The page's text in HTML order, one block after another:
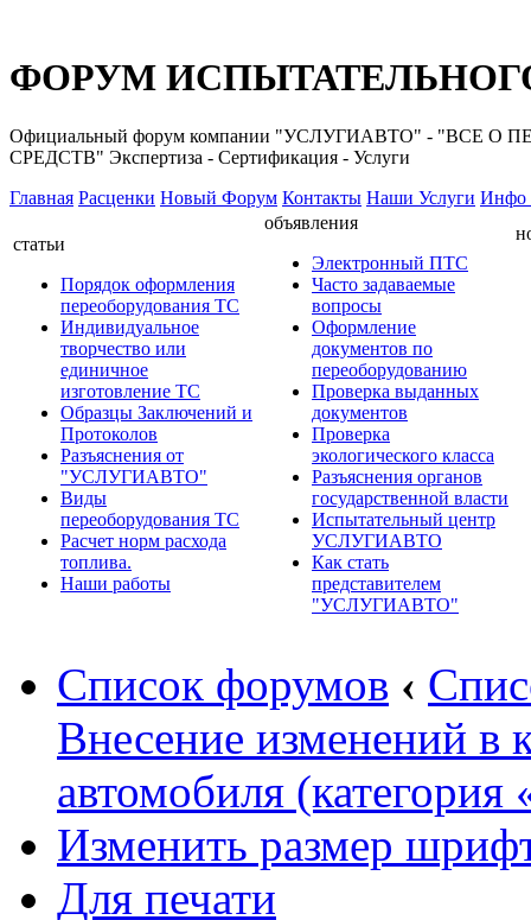
ФОРУМ
Официальный форум компании "УСЛУГИАВТО" -
СРЕДСТВ" Экспертиза - Сертификация - Услуги
Главная Расценки Новый Форум Контакты Наши Услуги Инфо
статьи
Порядок оформления
переоборудования ТС
Индивидуальное
творчество или
единичное
изготовление ТС
Образцы Заключений и
Протоколов
Разъяснения от
"УСЛУГИАВТО"
Виды
переоборудования ТС
Расчет норм расхода
топлива.
Наши работы
объявления
Электронный ПТС
Часто задаваемые
вопросы
Оформление
документов по
переоборудованию
Проверка выданных
документов
Проверка
экологического класса
Разъяснения органов
государственной власти
Испытательный центр
УСЛУГИАВТО
Как стать
представителем
"УСЛУГИАВТО"
Список форумов ‹
Внесение изменений в
автомобиля (категория
Изменить размер
Для печати